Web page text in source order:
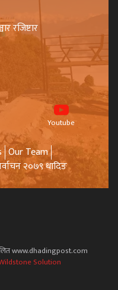
रजिष्टार
Youtube
Our Team
२०७९ धादिङ
www.dhadingpost.com
Solution